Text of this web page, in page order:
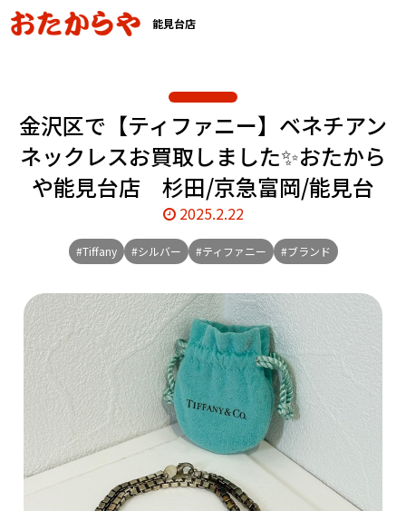
能見台店
金沢区で【ティファニー】ベネチアン
ネックレスお買取しました✨おたから
や能見台店 杉田/京急富岡/能見台
2025.2.22
#Tiffany #シルバー #ティファニー #ブランド